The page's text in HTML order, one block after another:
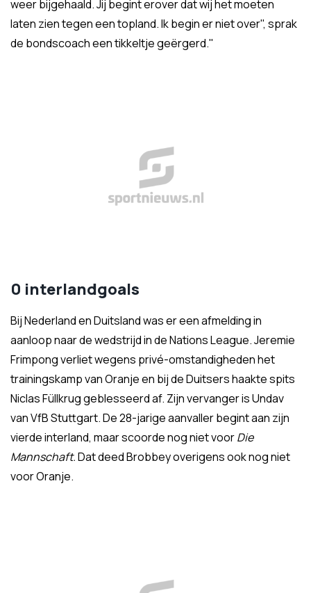
weer bijgehaald. Jij begint erover dat wij het moeten
laten zien tegen een topland. Ik begin er niet over", sprak
de bondscoach een tikkeltje geërgerd."
0 interlandgoals
Bij Nederland en Duitsland was er een afmelding in
aanloop naar de wedstrijd in de Nations League. Jeremie
Frimpong verliet wegens privé-omstandigheden het
trainingskamp van Oranje en bij de Duitsers haakte spits
Niclas Füllkrug geblesseerd af. Zijn vervanger is Undav
van VfB Stuttgart. De 28-jarige aanvaller begint aan zijn
vierde interland, maar scoorde nog niet voorDie
Mannschaft.Dat deed Brobbey overigens ook nog niet
voor Oranje.